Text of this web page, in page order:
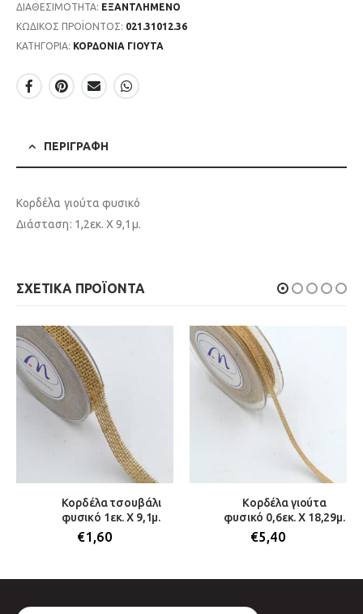
ΔΙΑΘΕΣΙΜΌΤΗΤΑ: ΕΞΑΝΤΛΗΜΈΝΟ
ΚΩΔΙΚΌΣ ΠΡΟΪΌΝΤΟΣ: 021.31012.36
ΚΑΤΗΓΟΡΊΑ: ΚΟΡΔΟΝΙΑ ΓΙΟΥΤΑ
ΠΕΡΙΓΡΑΦΉ
Κορδέλα γιούτα φυσικό
Διάσταση: 1,2εκ. Χ 9,1μ.
ΣΧΕΤΙΚΆ ΠΡΟΪΌΝΤΑ
Κορδέλα τσουβάλι
φυσικό 1εκ. Χ 9,1μ.
€1,60
Κορδέλα γιούτα
φυσικό 0,6εκ. Χ 18,29μ.
€5,40